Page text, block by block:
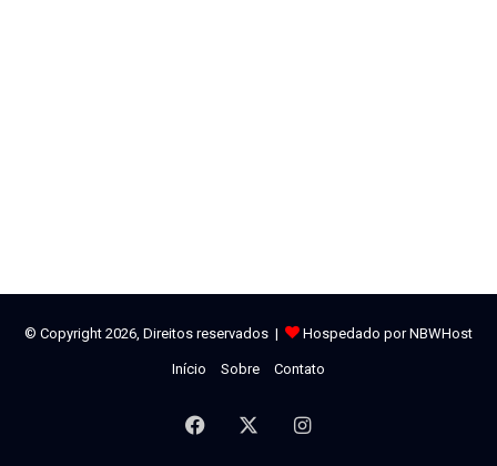
© Copyright 2026, Direitos reservados | Hospedado por NBWHost
Início Sobre Contato
Facebook Instagram